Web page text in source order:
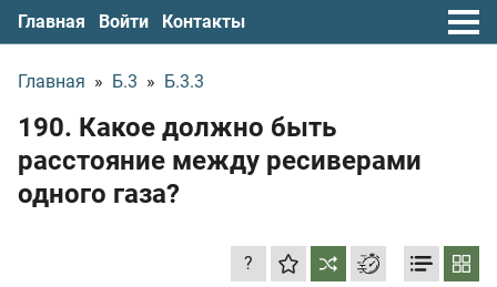
Главная Войти Контакты
Главная » Б.3 » Б.3.3
190. Какое должно быть
расстояние между ресиверами
одного газа?
?